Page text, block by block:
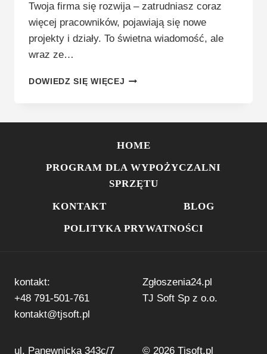
Twoja firma się rozwija – zatrudniasz coraz
więcej pracowników, pojawiają się nowe
projekty i działy. To świetna wiadomość, ale
wraz ze…
DOWIEDZ SIĘ WIĘCEJ RODZAJE
–
WYBRAĆ
I
KIEDY?
HOME
PROGRAM DLA WYPOŻYCZALNI
SPRZĘTU
KONTAKT
BLOG
POLITYKA PRYWATNOŚCI
kontakt:
+48 791-501-761
kontakt@tjsoft.pl
Zgłoszenia24.pl
TJ Soft Sp z o.o.
ul. Panewnicka 343c/7 © 2026 Tjsoft.pl